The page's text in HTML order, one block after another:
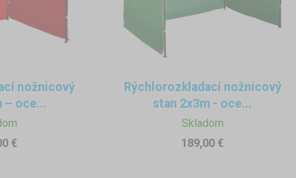
Ponúkame viaceré rozmery sekundových stanov. Záleží
poriadny priestor a zvolíte najväčší model 3×6 metrov.
stanu Vás príjemne zaskočia. Bez problémov stan
k dispozícii. Montáž, demontáž a ukotvenie sekundového
Skladovanie
Poskladaný sekundový stan nezaberá veľa miesta a
nožnicový
– oce...
€
Rýchlorozkladací nožnicový
stan 2x3m - oce...
Skladom
189,00 €